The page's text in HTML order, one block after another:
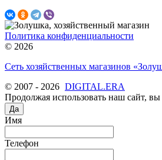
Политика конфиденциальности
© 2026
Сеть хозяйственных магазинов
© 2007 - 2026 DIGITAL.ERA
Продолжая использовать наш сайт, вы
Да
Имя
Телефон